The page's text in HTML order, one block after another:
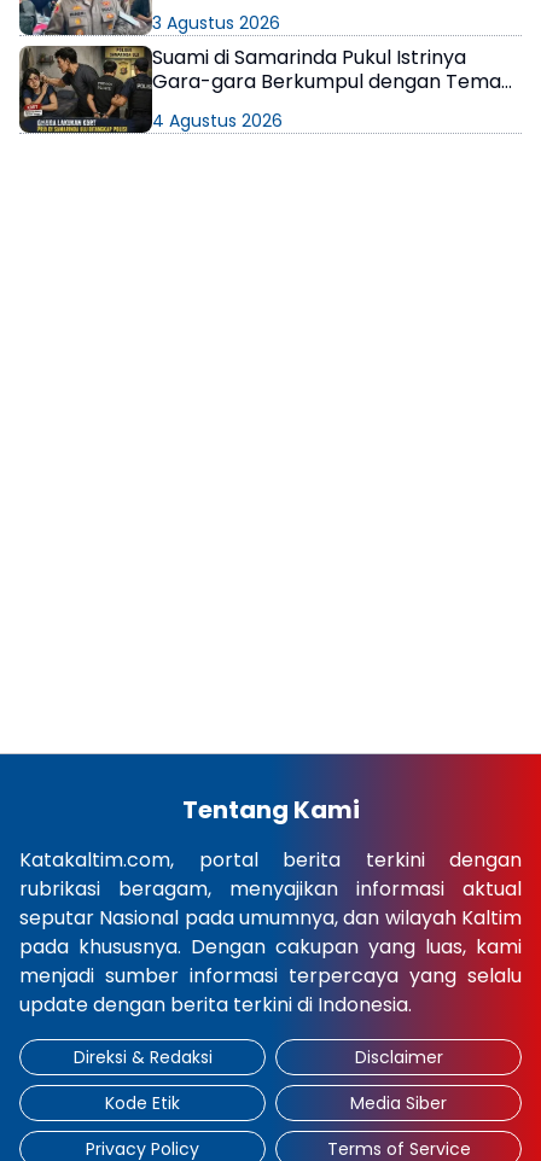
3 Agustus 2026
Suami di Samarinda Pukul Istrinya
Gara-gara Berkumpul dengan Teman
4 Agustus 2026
Tentang Kami
Katakaltim.com, portal berita terkini dengan
rubrikasi beragam, menyajikan informasi aktual
seputar Nasional pada umumnya, dan wilayah Kaltim
pada khususnya. Dengan cakupan yang luas, kami
menjadi sumber informasi terpercaya yang selalu
update dengan berita terkini di Indonesia.
Direksi & Redaksi
Disclaimer
Kode Etik
Media Siber
Privacy Policy
Terms of Service